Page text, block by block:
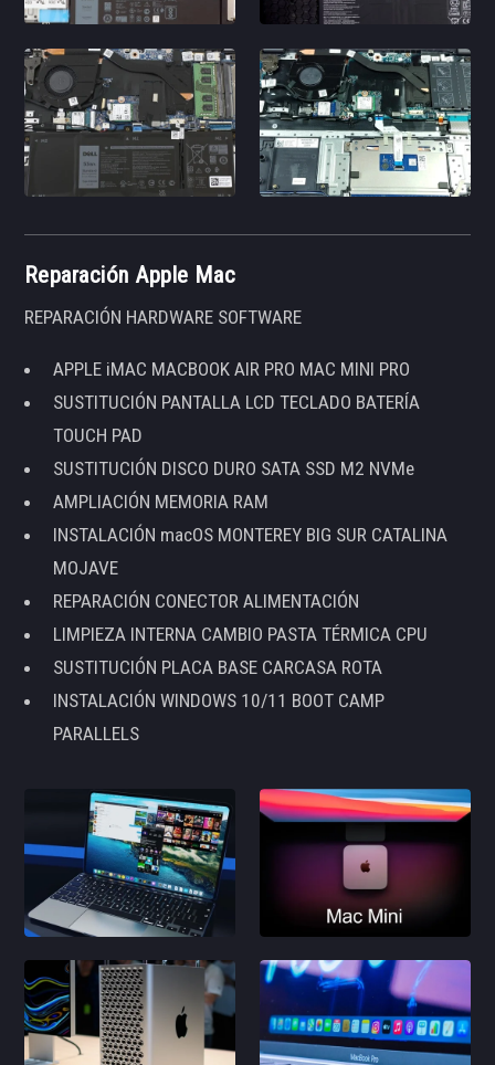
Reparación Apple Mac
REPARACIÓN HARDWARE SOFTWARE
APPLE iMAC MACBOOK AIR PRO MAC MINI PRO
SUSTITUCIÓN PANTALLA LCD TECLADO BATERÍA
TOUCH PAD
SUSTITUCIÓN DISCO DURO SATA SSD M2 NVMe
AMPLIACIÓN MEMORIA RAM
INSTALACIÓN macOS MONTEREY BIG SUR CATALINA
MOJAVE
REPARACIÓN CONECTOR ALIMENTACIÓN
LIMPIEZA INTERNA CAMBIO PASTA TÉRMICA CPU
SUSTITUCIÓN PLACA BASE CARCASA ROTA
INSTALACIÓN WINDOWS 10/11 BOOT CAMP
PARALLELS